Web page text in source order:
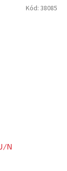
N
Kód: 38085